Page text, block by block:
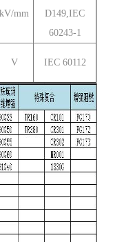
kV/mm
D149,IEC
60243-1
V IEC 60112